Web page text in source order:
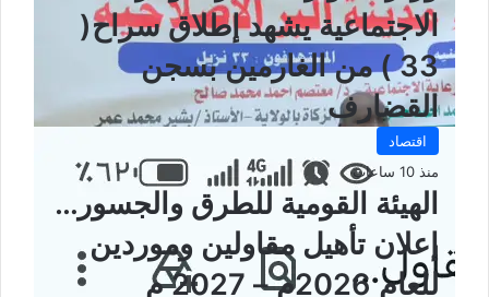
الاجتماعية يشهد إطلاق سراح(
33 ) من الغارمين بسجن
القضارف
اقتصاد
منذ 10 ساعات
الهيئة القومية للطرق والجسور…
إعلان تأهيل مقاولين وموردين
للعام 2026م – 2027 م